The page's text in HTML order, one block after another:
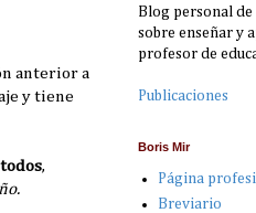
anterior a
y tiene
,
Blog personal
sobre enseñar y
profesor de
Publicaciones
Boris Mir
Página
Breviario